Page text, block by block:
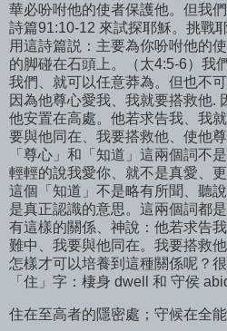
華必吩咐他的使者保護他。但我
詩篇91:10-12 來試探耶穌。挑戰
用這詩篇説：主要為你吩咐他的
的脚碰在石頭上。（太4:5-6）我
我們、就可以任意莽為。但也不
因為他尊心愛我、我就要搭救他.
他安置在高處。他若求告我、我
要與他同在、我要搭救他、使他
「尊心」和「知道」這兩個詞不
輕輕的說我愛你、就不是真愛、
這個「知道」不是略有所聞、聽
是真正認識的意思。這兩個詞都
有這樣的關係、神說：他若求告
難中、我要與他同在。我要搭救
怎樣才可以培養到這種關係呢？
「住」字：棲身 dwell 和 守侯
住在至高者的隱密處；守候在全能